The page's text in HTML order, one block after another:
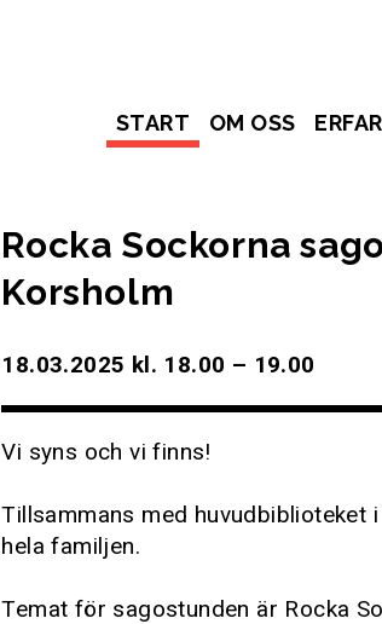
START OM OSS
Rocka Sockorna
Korsholm
18.03.2025 kl. 18.00 – 19.00
Vi syns och vi finns!
Tillsammans med
hela familjen.
Temat för sagostunden är Rocka